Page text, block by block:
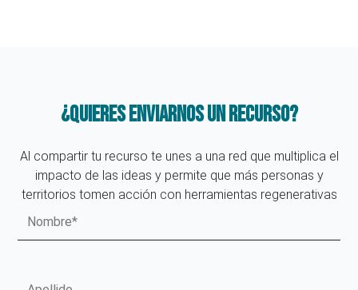
¿Quieres enviarnos un recurso?
Al compartir tu recurso te unes a una red que multiplica el
impacto de las ideas y permite que más personas y
territorios tomen acción con herramientas regenerativas